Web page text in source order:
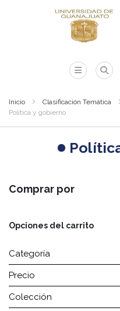
Inicio Clasificación Temática
Política y gobierno
Comprar por
Opciones del carrito
Categoría
Precio
Colección